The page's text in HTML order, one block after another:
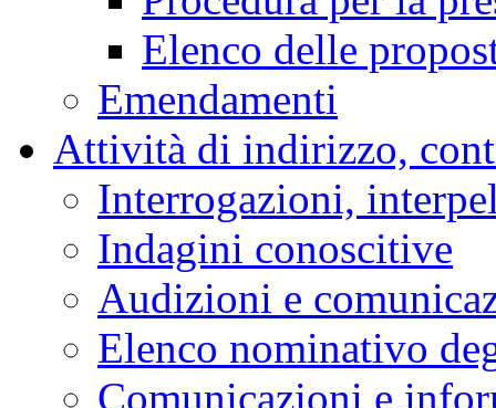
Stenografici delle
Comitato per la
Bollettino degli
Attività Legislativa
Progetti di legge
Proposte di legge di
Procedura per la
Elenco delle